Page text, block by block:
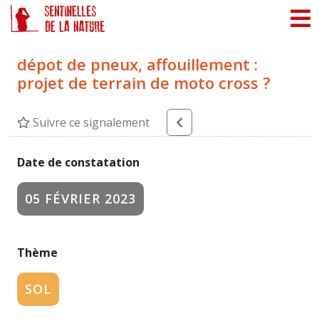
dépot de pneux, affouillement :
projet de terrain de moto cross ?
Suivre ce signalement
Date de constatation
05 FÉVRIER 2023
Thème
SOL
Panneau de gestion des cookies